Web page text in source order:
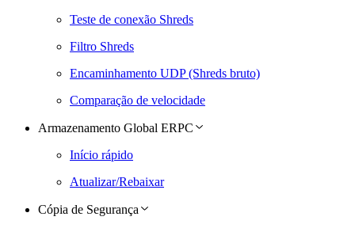
Teste de conexão Shreds
Filtro Shreds
Encaminhamento UDP (Shreds bruto)
Comparação de velocidade
Armazenamento Global ERPC
Início rápido
Atualizar/Rebaixar
Cópia de Segurança